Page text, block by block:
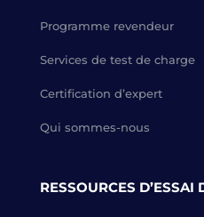
Programme revendeur
Services de test de charge
Certification d’expert
Qui sommes-nous
RESSOURCES D’ESSAI